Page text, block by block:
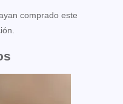
comprado este